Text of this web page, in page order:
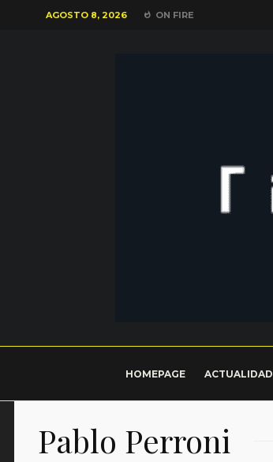
AGOSTO 8, 2026 ON FIRE
HOMEPAGE ACTUALIDAD
Pablo Perroni